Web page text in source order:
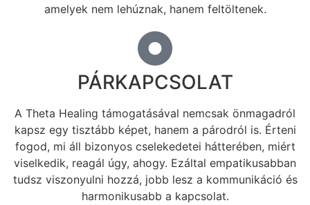
amelyek nem lehúznak, hanem feltöltenek.
PÁRKAPCSOLAT
A Theta Healing támogatásával nemcsak önmagadról
kapsz egy tisztább képet, hanem a párodról is. Érteni
fogod, mi áll bizonyos cselekedetei hátterében, miért
viselkedik, reagál úgy, ahogy. Ezáltal empatikusabban
tudsz viszonyulni hozzá, jobb lesz a kommunikáció és
harmonikusabb a kapcsolat.